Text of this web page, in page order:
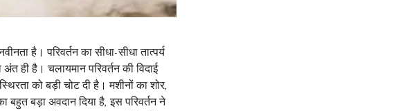
है। परिवर्तन का सीधा-सीधा तात्पर्य
ही है। चलायमान परिवर्तन की विदाई
को बड़ी चोट दी है। मशीनों का शोर,
बहुत बड़ा अवदान दिया है, इस परिवर्तन ने